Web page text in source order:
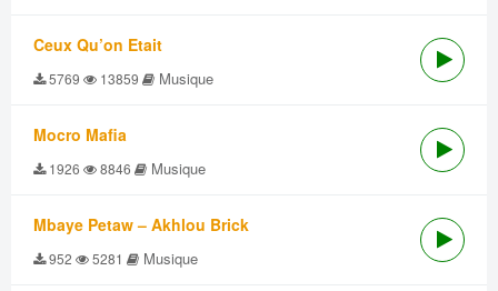
Ceux Qu’on Etait
5769 13859 Musique
Mocro Mafia
1926 8846 Musique
Mbaye Petaw – Akhlou Brick
952 5281 Musique